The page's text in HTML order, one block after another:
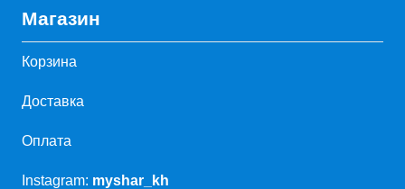
Магазин
Корзина
Доставка
Оплата
Instagram: myshar_kh